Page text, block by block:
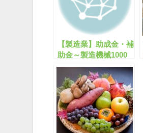
【製造業】助成金・補
助金～製造機械1000
万円/省エネ1億円/企
業立地2000万円 など
～